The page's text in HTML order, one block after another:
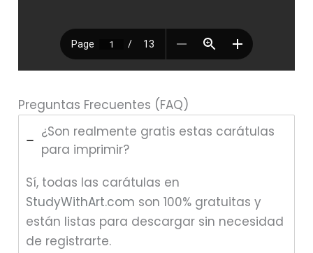
Preguntas Frecuentes (FAQ)
¿Son realmente gratis estas carátulas
para imprimir?
Sí, todas las carátulas en
StudyWithArt.com son 100% gratuitas y
están listas para descargar sin necesidad
de registrarte.